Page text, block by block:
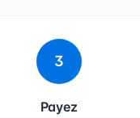
3
Payez